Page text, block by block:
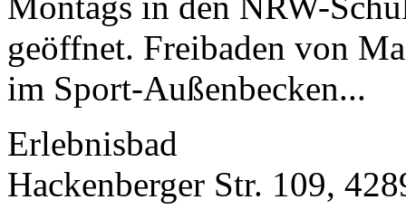
geöffnet. Freibaden von
im Sport-Außenbecken...
Erlebnisbad
Hackenberger Str. 109,